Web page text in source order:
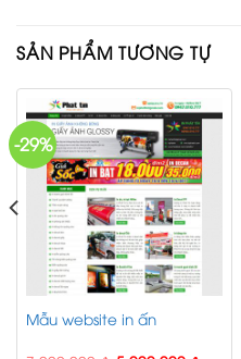
SẢN PHẨM TƯƠNG TỰ
-29%
Mẫu website in ấn